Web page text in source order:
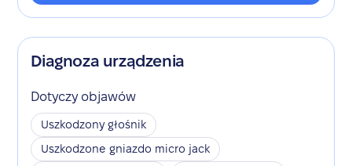
Diagnoza urządzenia
Dotyczy objawów
Uszkodzony głośnik
Uszkodzone gniazdo micro jack